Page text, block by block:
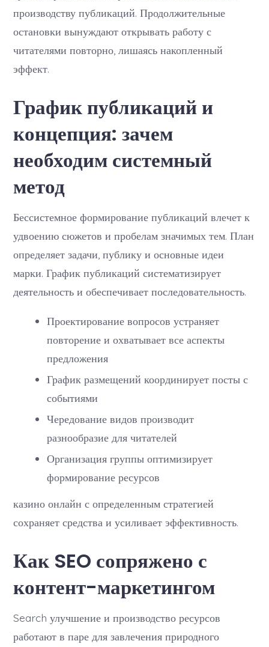
производству публикаций. Продолжительные
остановки вынуждают открывать работу с
читателями повторно, лишаясь накопленный
эффект.
График публикаций и
концепция: зачем
необходим системный
метод
Бессистемное формирование публикаций влечет к
удвоению сюжетов и пробелам значимых тем. План
определяет задачи, публику и основные идеи
марки. График публикаций систематизирует
деятельность и обеспечивает последовательность.
Проектирование вопросов устраняет
повторение и охватывает все аспекты
предложения
График размещений координирует посты с
событиями
Чередование видов производит
разнообразие для читателей
Организация группы оптимизирует
формирование ресурсов
казино онлайн с определенным стратегией
сохраняет средства и усиливает эффективность.
Как SEO сопряжено с
контент-маркетингом
Search улучшение и производство ресурсов
работают в паре для завлечения природного